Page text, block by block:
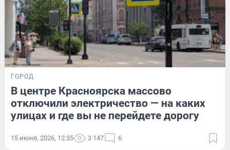
ГОРОД
В центре Красноярска массово
отключили электричество — на каких
улицах и где вы не перейдете дорогу
15 июня, 2026, 12:35 3 147 6